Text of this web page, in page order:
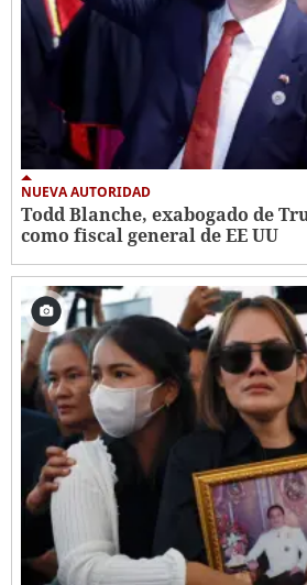
NUEVA AUTORIDAD
Todd Blanche, exabogado de
como fiscal general de EE UU